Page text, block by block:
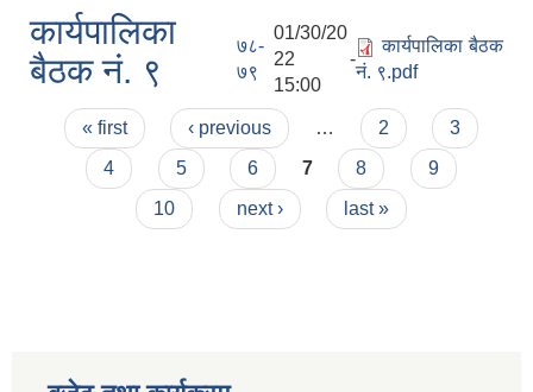
कार्यपालिका
बैठक नं. ९
७८-
७९
01/30/20
22 -
15:00
कार्यपालिका बैठक
नं. ९.pdf
Pages
« first ‹ previous … 2
3
4
5 6 7 8
9
10
next › last »